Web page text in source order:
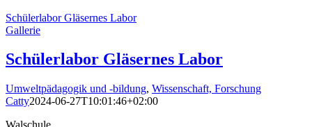
Schülerlabor Gläsernes Labor
Gallerie
Schülerlabor Gläsernes Labor
Umweltpädagogik und -bildung, Wissenschaft, Forschung
Catty2024-06-27T10:01:46+02:00